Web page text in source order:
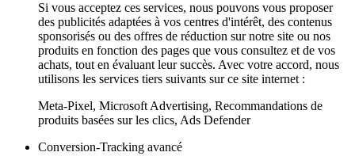
Si vous acceptez ces services, nous pouvons vous proposer
des publicités adaptées à vos centres d'intérêt, des contenus
sponsorisés ou des offres de réduction sur notre site ou nos
produits en fonction des pages que vous consultez et de vos
achats, tout en évaluant leur succès. Avec votre accord, nous
utilisons les services tiers suivants sur ce site internet :
Meta-Pixel, Microsoft Advertising, Recommandations de
produits basées sur les clics, Ads Defender
Conversion-Tracking avancé